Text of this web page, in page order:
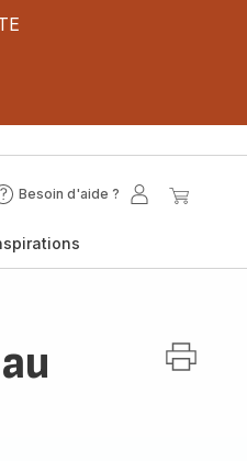
Besoin d'aide ?
Mon